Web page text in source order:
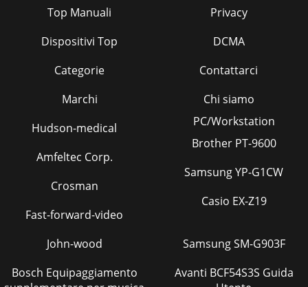
Top Manuali
Dispositivi Top
Categorie
Marchi
Privacy
DCMA
Contattarci
Chi siamo
Hudson-medical
Amfeltec Corp.
Crosman
Fast-forward-video
John-wood
Bosch Equipaggiamento
PC/Workstation
Brother PT-9600
Samsung YP-G1CW
Casio EX-Z19
Samsung SM-G903F
Avanti BCF54S3S Guida